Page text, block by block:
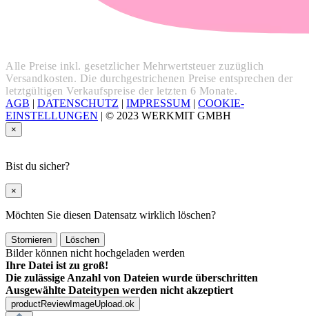
Alle Preise inkl. gesetzlicher Mehrwertsteuer zuzüglich
Versandkosten. Die durchgestrichenen Preise entsprechen der
letztgültigen Verkaufspreise der letzten 6 Monate.
AGB | DATENSCHUTZ | IMPRESSUM | COOKIE-
EINSTELLUNGEN | © 2023 WERKMIT GMBH
×
Bist du sicher?
×
Möchten Sie diesen Datensatz wirklich löschen?
Stornieren Löschen
Bilder können nicht hochgeladen werden
Ihre Datei ist zu groß!
Die zulässige Anzahl von Dateien wurde überschritten
Ausgewählte Dateitypen werden nicht akzeptiert
productReviewImageUpload.ok